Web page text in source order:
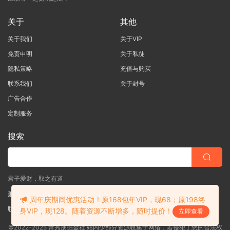
关于
关于我们
免责申明
隐私策略
联系我们
广告合作
定制服务
其他
关于VIP
关于私徒
充值与购买
关于封号
搜索
君子爱财，取之有道
萧秀朋掘金社
联系客服(说明需求，勿问在否)
©2022-2025 萧秀朋掘金社 站内少部分资源收集于网络，若侵犯了您的合法权
周年庆期间优惠活动！原168包年VIP，现68；原198终
身VIP，现128。随着资源不断增多，随时提价！
立即查看